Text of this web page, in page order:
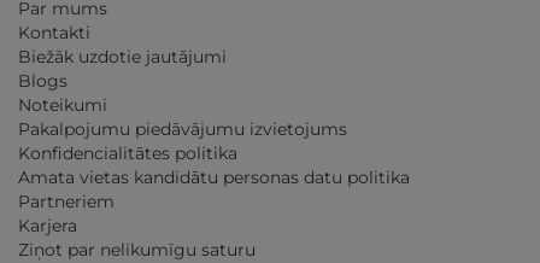
Par mums
Kontakti
Biežāk uzdotie jautājumi
Blogs
Noteikumi
Pakalpojumu piedāvājumu izvietojums
Konfidencialitātes politika
Amata vietas kandidātu personas datu politika
Partneriem
Karjera
Ziņot par nelikumīgu saturu